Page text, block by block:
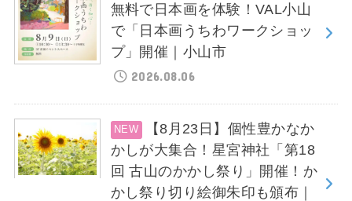
無料で日本画を体験！VAL小山
で「日本画うちわワークショッ
プ」開催｜小山市
2026.08.06
【8月23日】個性豊かなか
かしが大集合！星宮神社「第18
回 古山のかかし祭り」開催！か
かし祭り切り絵御朱印も頒布｜